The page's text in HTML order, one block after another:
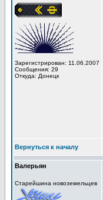
Зарегистрирован: 11.06.2007
Сообщения: 29
Откуда: Донецк
Вернуться к началу
Валерьян
Старейшина новоземельцев